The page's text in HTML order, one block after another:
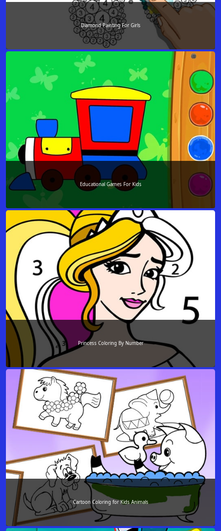
Diamond Painting For Girls
Educational Games For Kids
Princess Coloring By Number
Cartoon Coloring for Kids Animals